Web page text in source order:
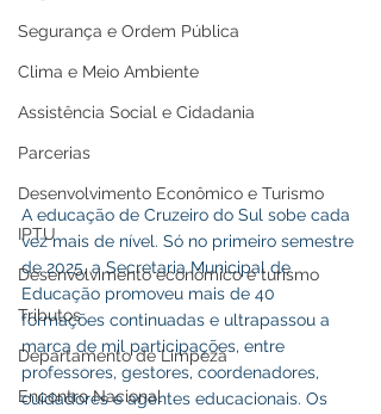
Segurança e Ordem Pública
Clima e Meio Ambiente
Assistência Social e Cidadania
Parcerias
Desenvolvimento Econômico e Turismo
IPTU
Desenvolvimento econômico e turismo
Tributos
Departamento de Limpeza
Encontro Nacional
A educação de Cruzeiro do Sul sobe cada
vez mais de nível. Só no primeiro semestre
de 2025, a Secretaria Municipal de
Educação promoveu mais de 40
formações continuadas e ultrapassou a
marca de mil participações, entre
professores, gestores, coordenadores,
cuidadores e agentes educacionais. Os